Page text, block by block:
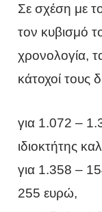
Σε σχέση με
τον κυβισμό
χρονολογία,
κάτοχοί τους
για 1.072 –
ιδιοκτήτης
για 1.358 –
255 ευρώ,